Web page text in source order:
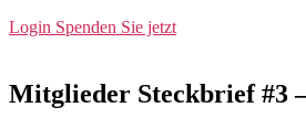
Login Spenden Sie jetzt
Mitglieder Steckbrief #3